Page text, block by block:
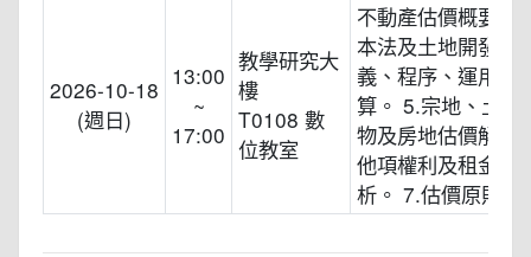
2026-10-18
(週日)
13:00
~
17:00
教學研究大
樓
T0108 數
位教室
不動產估價概要(
本法及土地開發分
義、程序、運用時
算。 5.宗地、土地
物及房地估價解析
他項權利及租金估
析。 7.估價原則解